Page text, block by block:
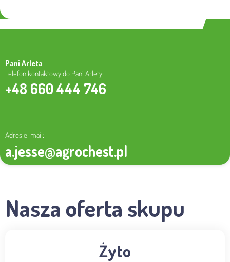
Pani Arleta
Telefon kontaktowy do Pani Arlety:
+48 660 444 746
Adres e-mail:
a.jesse@agrochest.pl
Nasza oferta skupu
Żyto